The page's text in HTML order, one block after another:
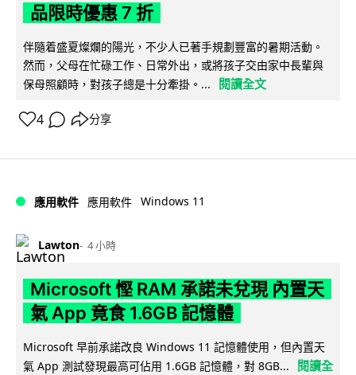
品限時優惠 7 折
伴隨着盛夏燦爛的陽光，不少人已著手規劃豐富的暑期活動。
然而，父母在忙碌工作、日常外出，或將孩子交由家中長輩與
保母照顧時，對孩子總是十分牽掛。...
閱讀全文
4 分享
應用軟件 應用軟件 Windows 11
Lawton 4 小時
Microsoft 慳 RAM 承諾未兌現 內置天
氣 App 竟食 1.6GB 記憶體
Microsoft 早前承諾改良 Windows 11 記憶體使用，但內置天
氣 App 測試發現最高可佔用 1.6GB 記憶體，對 8GB...
閱讀全